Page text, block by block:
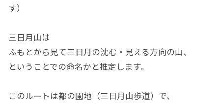
す）
三日月山は
ふもとから見て三日月の沈む・見える方向の山、
ということでの命名かと推定します。
このルートは都の園地（三日月山歩道）で、